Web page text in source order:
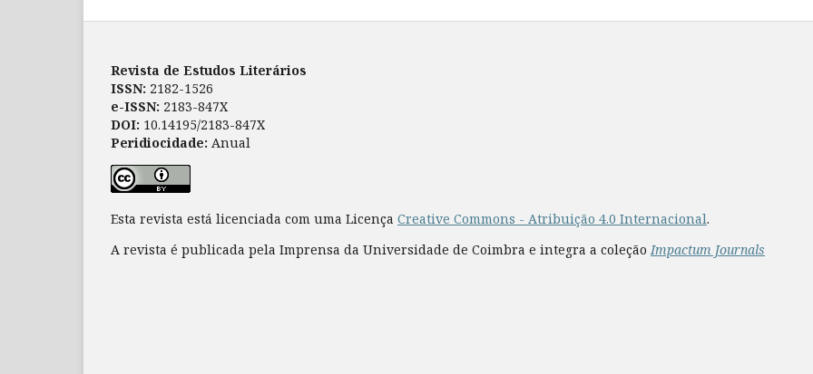
Revista de Estudos Literários
ISSN: 2182-1526
e-ISSN: 2183-847X
DOI: 10.14195/2183-847X
Peridiocidade: Anual
Esta revista está licenciada com uma Licença Creative Commons - Atribuição 4.0 Internacional.
A revista é publicada pela Imprensa da Universidade de Coimbra e integra a coleçãoImpactum Journals